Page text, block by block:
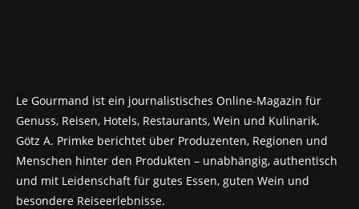
Le Gourmand ist ein journalistisches Online-Magazin für
Genuss, Reisen, Hotels, Restaurants, Wein und Kulinarik.
Götz A. Primke berichtet über Produzenten, Regionen und
Menschen hinter den Produkten – unabhängig, authentisch
und mit Leidenschaft für gutes Essen, guten Wein und
besondere Reiseerlebnisse.